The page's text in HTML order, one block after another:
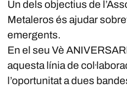
Un dels objectius de
Metaleros és ajudar
emergents.
En el seu Vè
aquesta línia de
l’oportunitat a dues